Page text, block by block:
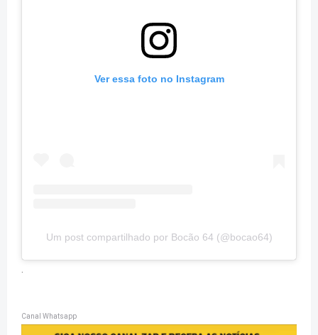
Ver essa foto no Instagram
Um post compartilhado por Bocão 64 (@bocao64)
.
Canal Whatsapp